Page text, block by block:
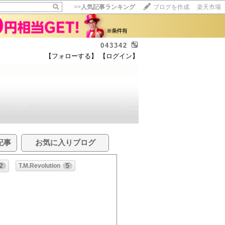
>>人気記事ランキング ブログを作成 楽天市場
043342
【フォローする】 【ログイン】
事 お気に入りブログ
T.M.Revolution 5